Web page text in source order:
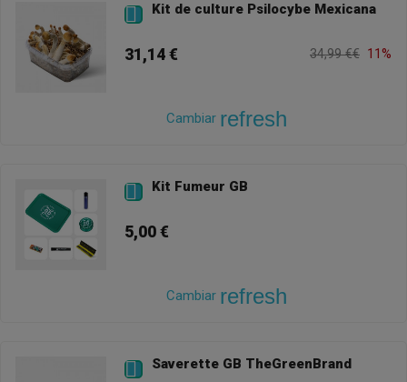
 Kit de culture Psilocybe Mexicana
31,14 € 34,99 €€ 11%
Cambiar refresh
 Kit Fumeur GB
5,00 €
Cambiar refresh
 Saverette GB TheGreenBrand